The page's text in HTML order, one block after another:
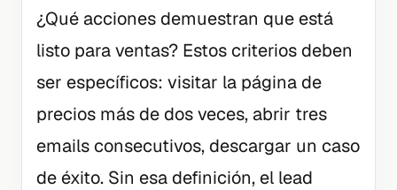
¿Qué acciones demuestran que está
listo para ventas? Estos criterios deben
ser específicos: visitar la página de
precios más de dos veces, abrir tres
emails consecutivos, descargar un caso
de éxito. Sin esa definición, el lead